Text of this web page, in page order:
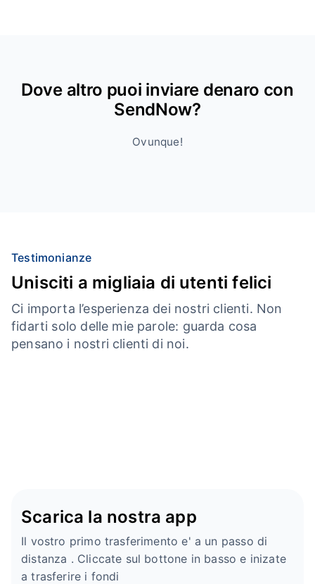
Dove altro puoi inviare denaro con
SendNow?
Ovunque!
Testimonianze
Unisciti a migliaia di utenti felici
Ci importa l’esperienza dei nostri clienti. Non
fidarti solo delle mie parole: guarda cosa
pensano i nostri clienti di noi.
Scarica la nostra app
Il vostro primo trasferimento e' a un passo di
distanza . Cliccate sul bottone in basso e inizate
a trasferire i fondi